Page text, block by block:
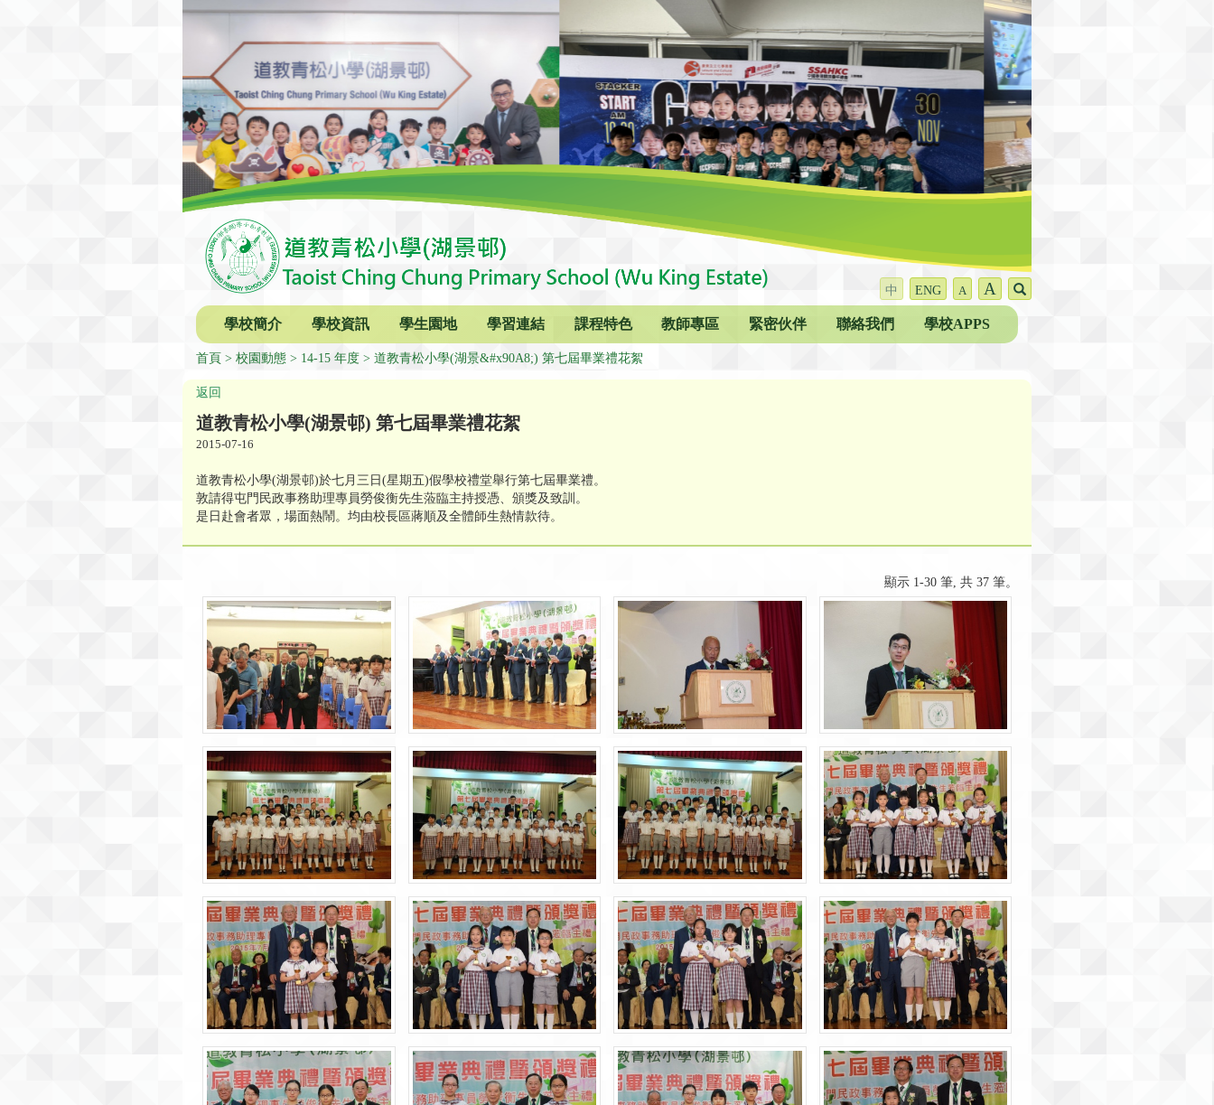
中 ENG A A
學校簡介 學校資訊 學生園地 學習連結 課程特色 教師專區 緊密伙伴 聯絡我們 學校APPS
首頁 校園動態 14-15 年度 道教青松小學(湖景&#x90A8;) 第七屆畢業禮花絮
返回
道教青松小學(湖景邨) 第七屆畢業禮花絮
2015-07-16
道教青松小學(湖景邨)於七月三日(星期五)假學校禮堂舉行第七屆畢業禮。
敦請得屯門民政事務助理專員勞俊衡先生蒞臨主持授憑、頒獎及致訓。
是日赴會者眾，場面熱鬧。均由校長區蔣順及全體師生熱情款待。
顯示 1-30 筆, 共 37 筆。